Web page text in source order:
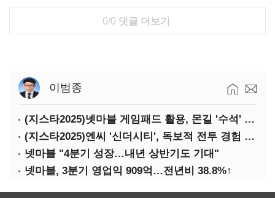
0/0 댓글 더보기
이범종
(지스타2025)넷마블 게임패드 활용, 몬길 '수석' 7대죄 '차석'
(지스타2025)엔씨 '신더시티', 독보적 전투 경험 필요
넷마블 "4분기 성장…내년 상반기도 기대"
넷마블, 3분기 영업익 909억…전년비 38.8%↑